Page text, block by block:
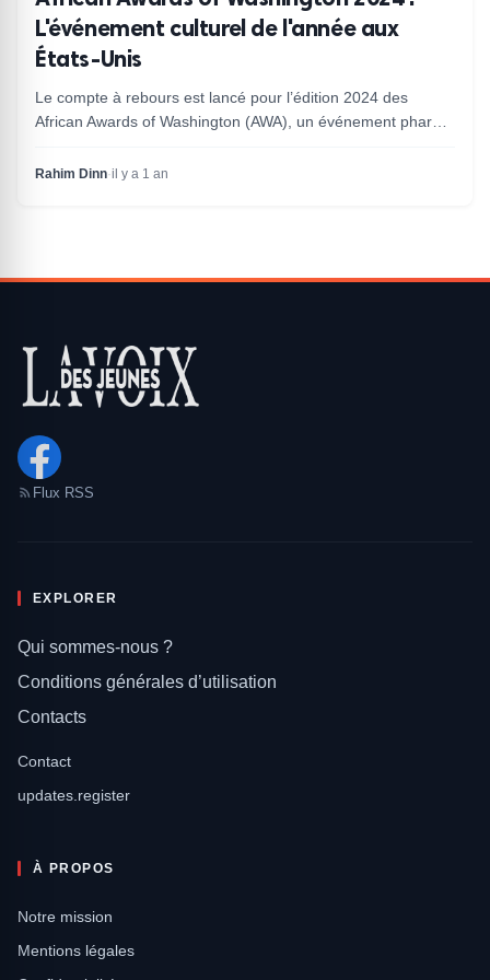
L'événement culturel de l'année aux
États-Unis
Le compte à rebours est lancé pour l’édition 2024 des
African Awards of Washington (AWA), un événement phare
Rahim Dinn·il y a 1 an
Flux RSS
EXPLORER
Qui sommes-nous ?
Conditions générales d’utilisation
Contacts
Contact
updates.register
À PROPOS
Notre mission
Mentions légales